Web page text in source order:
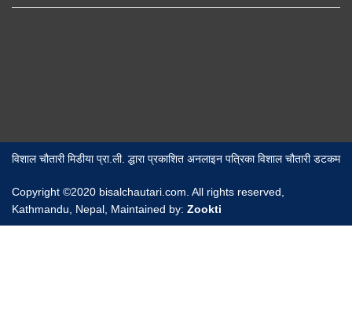
विशाल चौतारी मिडीया प्रा.ली. द्धारा प्रकाशित अनलाइन पत्रिका विशाल चौतारी डटकम
Copyright ©2020 bisalchautari.com. All rights reserved,
Kathmandu, Nepal, Maintained by: Zookti